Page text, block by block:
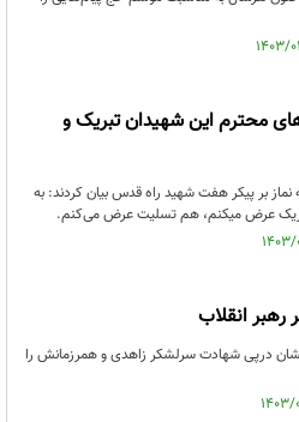
محترم این شهیدان تبریک و
بر پیکر هفت شهید راه قدس بیان کردند: به
عرض میکنم، هم تسلیت عرض می‌کنم.
انقلاب
درپی شهادت سرلشکر زاهدی و همرزمانش را